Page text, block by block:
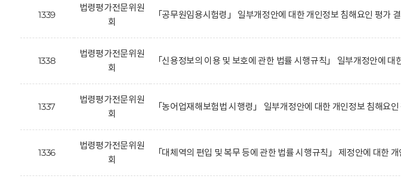
1339
법령평가전문위원
회
「공무원임용시험령」 일부개정안에 대한 개인정보 침해요인 평가
1338
법령평가전문위원
회
「신용정보의 이용 및 보호에 관한 법률 시행규칙」 일부개정안에
1337
법령평가전문위원
회
「농어업재해보험법 시행령」 일부개정안에 대한 개인정보 침해요
1336
법령평가전문위원
회
「대체역의 편입 및 복무 등에 관한 법률 시행규칙」 제정안에 대한